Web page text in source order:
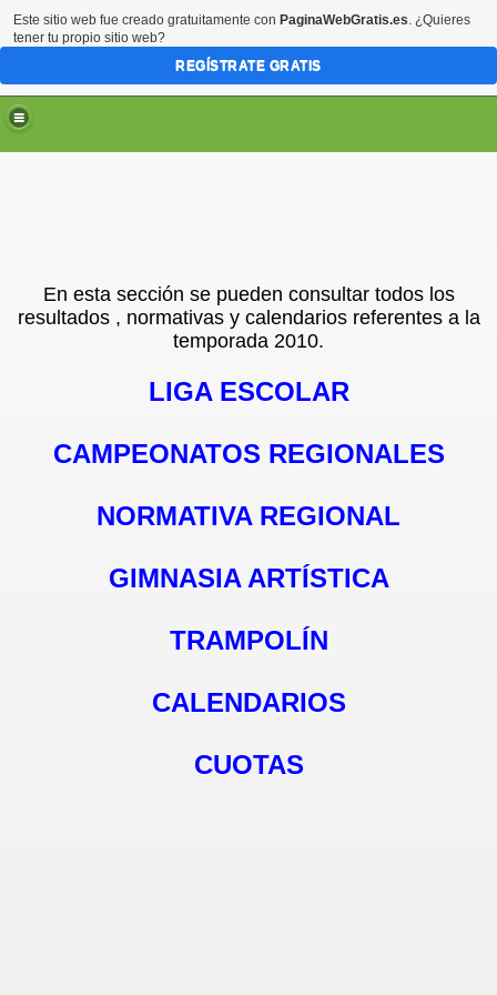
En esta sección se pueden consultar todos los
resultados , normativas y calendarios referentes a la
temporada 2010.
LIGA ESCOLAR
CAMPEONATOS REGIONALES
NORMATIVA REGIONAL
GIMNASIA ARTÍSTICA
TRAMPOLÍN
CALENDARIOS
CUOTAS
Este sitio web fue creado gratuitamente con PaginaWebGratis.es. ¿Quieres
tener tu propio sitio web?
REGÍSTRATE GRATIS